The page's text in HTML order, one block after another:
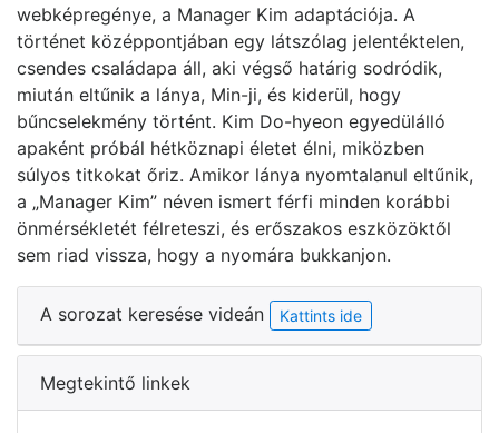
webképregénye, a Manager Kim adaptációja. A
történet középpontjában egy látszólag jelentéktelen,
csendes családapa áll, aki végső határig sodródik,
miután eltűnik a lánya, Min-ji, és kiderül, hogy
bűncselekmény történt. Kim Do-hyeon egyedülálló
apaként próbál hétköznapi életet élni, miközben
súlyos titkokat őriz. Amikor lánya nyomtalanul eltűnik,
a „Manager Kim” néven ismert férfi minden korábbi
önmérsékletét félreteszi, és erőszakos eszközöktől
sem riad vissza, hogy a nyomára bukkanjon.
A sorozat keresése videán Kattints ide
Megtekintő linkek